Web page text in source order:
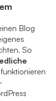
Blog
So